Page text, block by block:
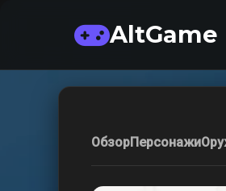
AltGame
ОбзорПерсонажи